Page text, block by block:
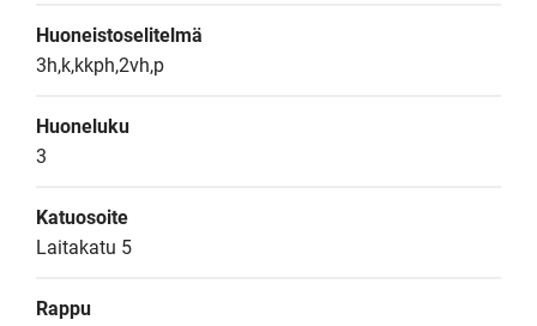
Huoneistoselitelmä
3h,k,kkph,2vh,p
Huoneluku
3
Katuosoite
Laitakatu 5
Rappu